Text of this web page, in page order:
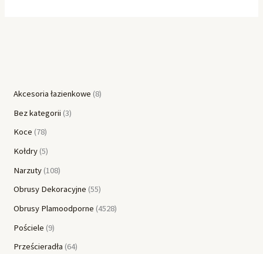
Akcesoria łazienkowe 8
Bez kategorii 3
Koce 78
Kołdry 5
Narzuty 108
Obrusy Dekoracyjne 55
Obrusy Plamoodporne 4528
Pościele 9
Prześcieradła 64